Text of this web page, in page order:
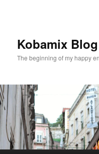
へ
移
動
Kobamix Blog
The beginning of my happy